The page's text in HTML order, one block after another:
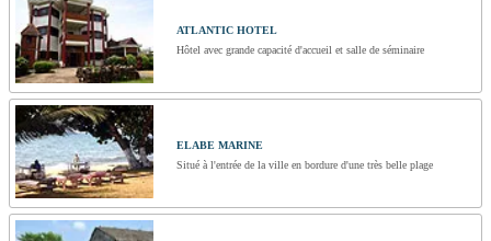
ATLANTIC HOTEL
Hôtel avec grande capacité d'accueil et salle de séminaire
ELABE MARINE
Situé à l'entrée de la ville en bordure d'une très belle plage